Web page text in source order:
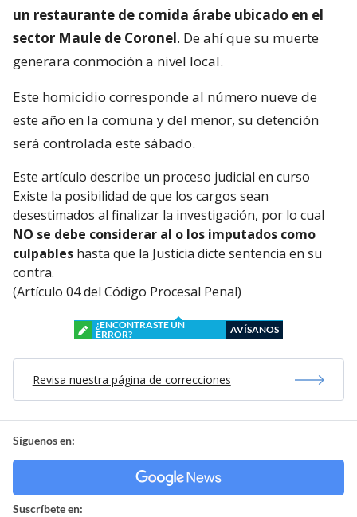
un restaurante de comida árabe ubicado en el
sector Maule de Coronel. De ahí que su muerte
generara conmoción a nivel local.
Este homicidio corresponde al número nueve de
este año en la comuna y del menor, su detención
será controlada este sábado.
Este artículo describe un proceso judicial en curso
Existe la posibilidad de que los cargos sean
desestimados al finalizar la investigación, por lo cual
NO se debe considerar al o los imputados como
culpables hasta que la Justicia dicte sentencia en su
contra.
(Artículo 04 del Código Procesal Penal)
¿ENCONTRASTE UN
ERROR?
AVÍSANOS
Revisa nuestra página de correcciones
Síguenos en:
Suscríbete en: